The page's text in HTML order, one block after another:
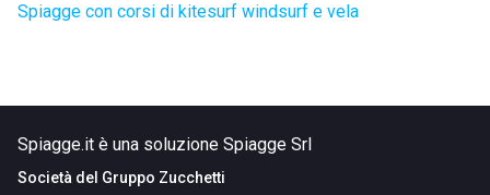
Spiagge con corsi di kitesurf windsurf e vela
Spiagge.it è una soluzione Spiagge Srl
Società del Gruppo Zucchetti